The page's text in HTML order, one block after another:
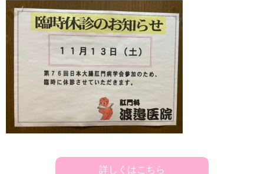
詳しくはこちら